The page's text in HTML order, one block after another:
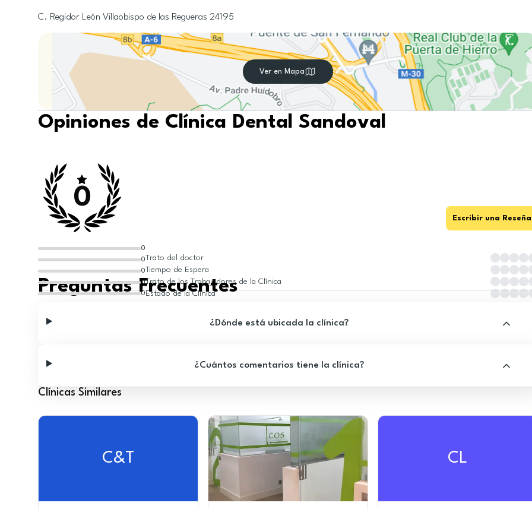
C. Regidor León Villaobispo de las Regueras 24195
Ver en Mapa
Opiniones de Clínica Dental Sandoval
0
0
0
0
0
0
Escribir una Reseña
Trato del doctor
Tiempo de Espera
Trato de los Trabajadores de la Clínica
Estado de la Clínica
Preguntas Frecuentes
¿Dónde está ubicada la clínica?
¿Cuántos comentarios tiene la clínica?
Clínicas Similares
C&T CL